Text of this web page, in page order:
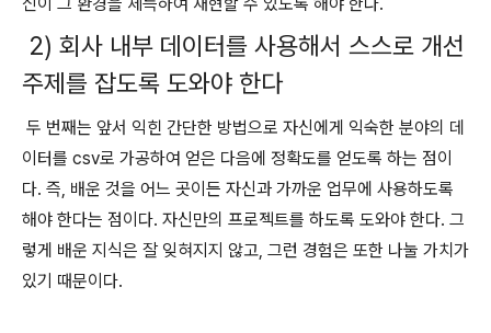
2) 회사 내부 데이터를 사용해서 스스로 개선
주제를 잡도록 도와야 한다
두 번째는 앞서 익힌 간단한 방법으로 자신에게 익숙한 분야의 데
이터를 csv로 가공하여 얻은 다음에 정확도를 얻도록 하는 점이
다. 즉, 배운 것을 어느 곳이든 자신과 가까운 업무에 사용하도록
해야 한다는 점이다. 자신만의 프로젝트를 하도록 도와야 한다. 그
렇게 배운 지식은 잘 잊혀지지 않고, 그런 경험은 또한 나눌 가치가
있기 때문이다.